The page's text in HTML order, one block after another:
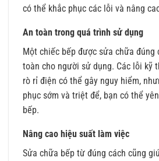
có thể khắc phục các lỗi và nâng
An toàn trong quá trình sử dụng
Một chiếc bếp được sửa chữa đúng
toàn cho người sử dụng. Các lỗi kỹ
rò rỉ điện có thể gây nguy hiểm,
phục sớm và triệt để, bạn có thể
bếp.
Nâng cao hiệu suất làm việc
Sửa chữa bếp từ đúng cách cũng